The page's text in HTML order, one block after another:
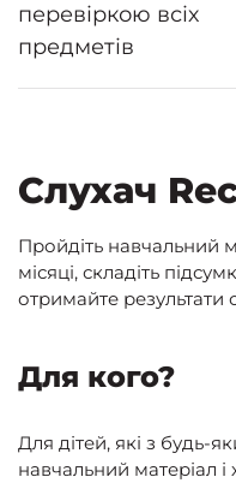
перевіркою всіх
предметів
Слухач
Пройдіть навчальний
місяці, складіть
отримайте результати
Для кого?
Для дітей, які з будь-
навчальний матеріал